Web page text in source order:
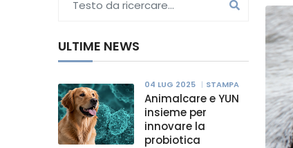
ULTIME NEWS
04 LUG 2025 STAMPA
Animalcare e YUN
insieme per
innovare la
probiotica